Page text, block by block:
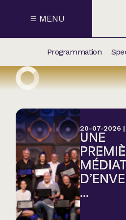
MENU
Programmation
20-07-2026 |
UNE
...